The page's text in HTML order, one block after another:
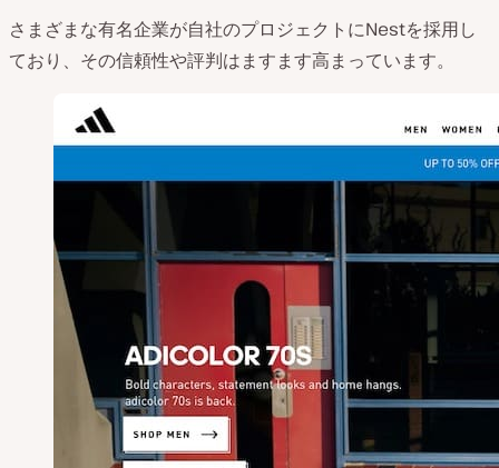
さまざまな有名企業が自社のプロジェクトにNestを採用し
ており、その信頼性や評判はますます高まっています。